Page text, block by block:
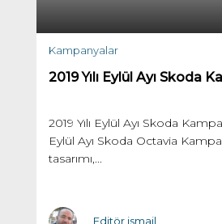
Kampanyalar
2019 Yılı Eylül Ayı Skoda
2019 Yılı Eylül Ayı Skoda
Eylül Ayı Skoda Octavia
tasarımı,...
Editör ismail